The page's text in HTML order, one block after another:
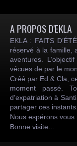
A PROPOS D'EKLA
EKLA : FAITS
réservé à la famille,
aventures.
vécues de par le
Créé par Ed & Cla,
moment passé.
d’expatriation à
partager ces instants.
Nous espérons
Bonne visite…